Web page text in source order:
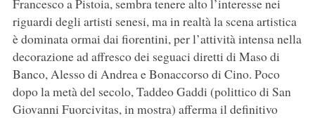
riguardi degli artisti senesi, ma in realtà la scena artistica
è dominata ormai dai fiorentini, per l’attività intensa nella
decorazione ad affresco dei seguaci diretti di Maso di
Banco, Alesso di Andrea e Bonaccorso di Cino. Poco
dopo la metà del secolo, Taddeo Gaddi (polittico di San
Giovanni Fuorcivitas, in mostra) afferma il definitivo